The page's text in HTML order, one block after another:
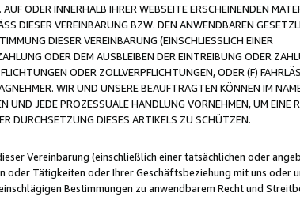
ODER INNERHALB IHRER WEBSEITE ERSCHEINENDEN
DIESER VEREINBARUNG BZW. DEN ANWENDBAREN
DIESER VEREINBARUNG (EINSCHLIESSLICH EINER
ODER DEM AUSBLEIBEN DER EINTREIBUNG ODER
ODER ZOLLVERPFLICHTUNGEN, ODER (F)
WIR UND UNSERE BEAUFTRAGTEN KÖNNEN IM
UND JEDE PROZESSUALE HANDLUNG VORNEHMEN, UM EINE
DURCHSETZUNG DIESES ARTIKELS ZU SCHÜTZEN.
Vereinbarung (einschließlich einer tatsächlichen oder
Tätigkeiten oder Ihrer Geschäftsbeziehung mit uns oder
Bestimmungen zu anwendbarem Recht und